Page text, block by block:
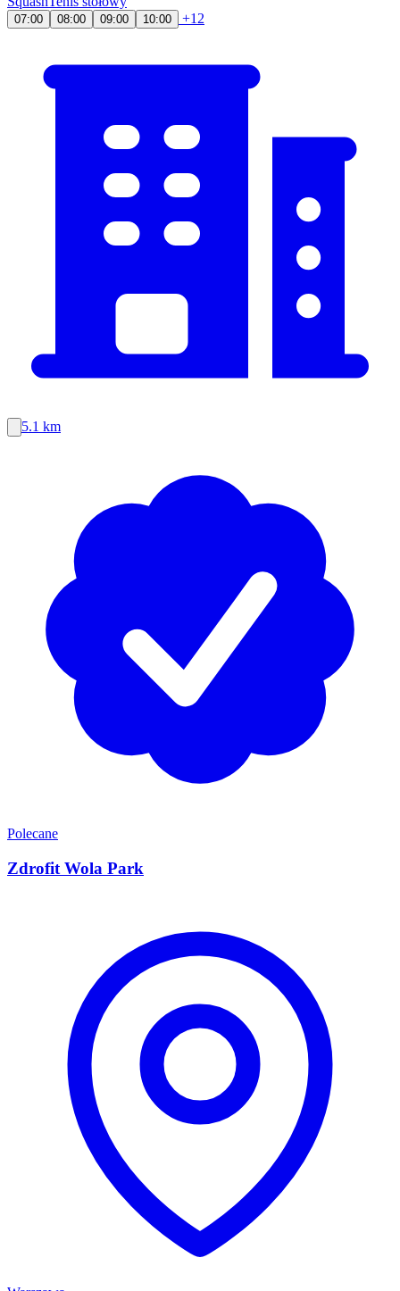
07:00 08:00 09:00 10:00 +12
5.1 km
Polecane
Zdrofit Wola Park